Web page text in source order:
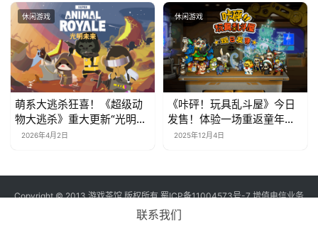
休闲游戏
萌系大逃杀狂喜！《超级动
物大逃杀》重大更新“光明未
来”上线，隔墙杀神器来袭
2026年4月2日
休闲游戏
《咔砰！玩具乱斗屋》今日
发售！体验一场重返童年的
魔法！
2025年12月4日
Copyright © 2013 游戏茶馆 版权所有蜀ICP备11004573号-7增值电信业务
经营许可证 川B2-20170060号
联系我们